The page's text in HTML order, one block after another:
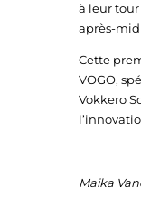
à leur tour
après-
Cette
VOGO,
Vokkero
Maika